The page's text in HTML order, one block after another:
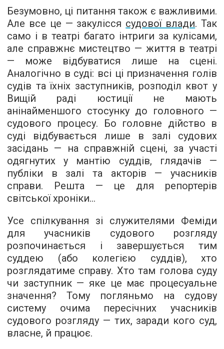
Безумовно, ці питання також є важливими.
Але все це — закулісся судової влади. Так
само і в театрі багато інтриги за кулісами,
але справжнє мистецтво — життя в театрі
— може відбуватися лише на сцені.
Аналогічно в суді: всі ці призначення голів
судів та їхніх заступників, розподіл квот у
Вищій раді юстиції не мають
анінайменшого стосунку до головного —
судового процесу. Бо головне дійство в
суді відбувається лише в залі судових
засідань — на справжній сцені, за участі
одягнутих у мантію суддів, глядачів —
публіки в залі та акторів — учасників
справи. Решта — це для репортерів
світської хроніки...
Усе спілкування зі служителями Феміди
для учасників судового розгляду
розпочинається і завершується тим
суддею (або колегією суддів), хто
розглядатиме справу. Хто там голова суду
чи заступник — яке це має процесуальне
значення? Тому погляньмо на судову
систему очима пересічних учасників
судового розгляду — тих, заради кого суд,
власне, й працює.